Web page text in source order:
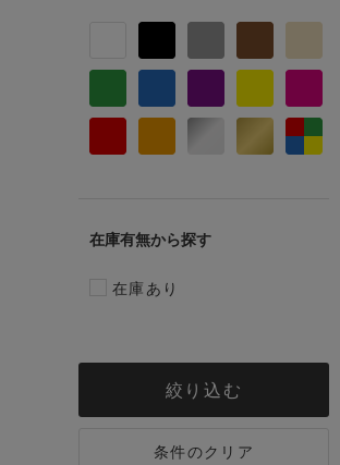
在庫有無
在庫あり
絞り込む
条件のクリア